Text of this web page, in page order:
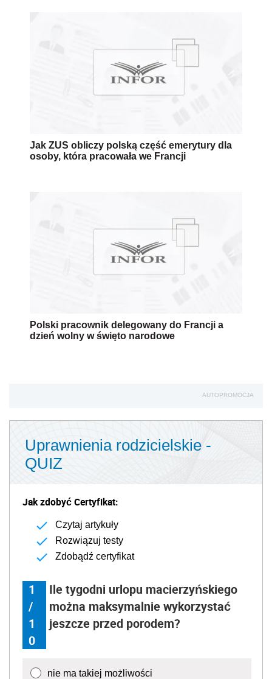
Jak ZUS obliczy polską część emerytury dla
osoby, która pracowała we Francji
Polski pracownik delegowany do Francji a
dzień wolny w święto narodowe
AUTOPROMOCJA
Uprawnienia rodzicielskie -
QUIZ
Jak zdobyć Certyfikat:
Czytaj artykuły
Rozwiązuj testy
Zdobądź certyfikat
1
/
1
0
Ile tygodni urlopu macierzyńskiego
można maksymalnie wykorzystać
jeszcze przed porodem?
nie ma takiej możliwości